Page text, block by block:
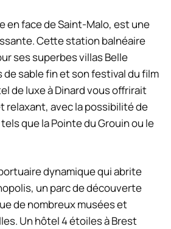
en face de Saint-Malo, est une
Cette station balnéaire
ses superbes villas Belle
de sable fin et son festival du film
de luxe à Dinard vous offrirait
relaxant, avec la possibilité de
que la Pointe du Grouin ou le
dynamique qui abrite
un parc de découverte
de nombreux musées et
Un hôtel 4 étoiles à Brest